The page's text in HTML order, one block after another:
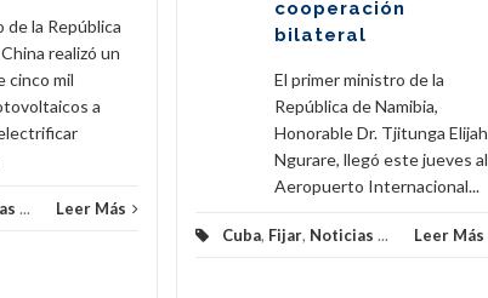
de la República
realizó un
cinco mil
a
... Leer Más
cooperación
bilateral
El primer ministro de la
República de Namibia,
Honorable Dr. Tjitunga Elijah
Ngurare, llegó este jueves al
Aeropuerto Internacional...
Cuba, Fijar, Noticias ... Leer Más